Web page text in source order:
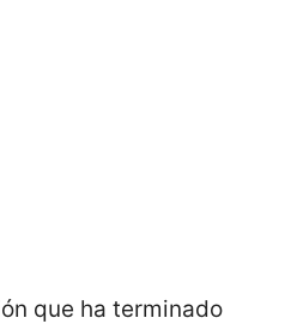
que ha terminado